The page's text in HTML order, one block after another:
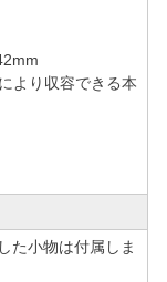
より収容できる本
た小物は付属しま